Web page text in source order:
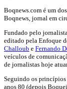
Boqnews.com é um
Boqnews, jornal em
Fundado pelo
editado pela Enfoque
Challoub e Fernando
veículos de
de jornalistas hoje
Seguindo os
anos 80 (depois